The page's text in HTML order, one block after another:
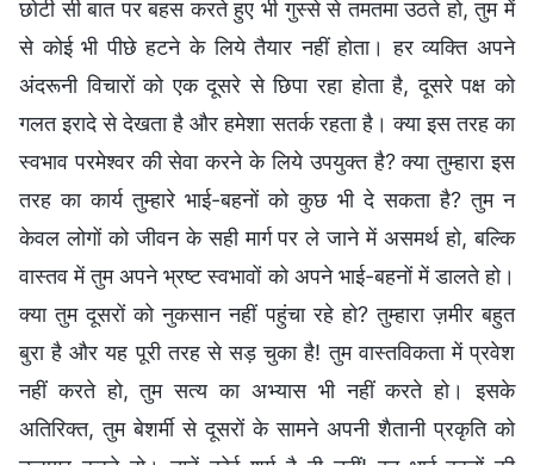
छोटी सी बात पर बहस करते हुए भी गुस्से से तमतमा उठते हो, तुम में
से कोई भी पीछे हटने के लिये तैयार नहीं होता। हर व्यक्ति अपने
अंदरूनी विचारों को एक दूसरे से छिपा रहा होता है, दूसरे पक्ष को
गलत इरादे से देखता है और हमेशा सतर्क रहता है। क्या इस तरह का
स्वभाव परमेश्वर की सेवा करने के लिये उपयुक्त है? क्या तुम्हारा इस
तरह का कार्य तुम्हारे भाई-बहनों को कुछ भी दे सकता है? तुम न
केवल लोगों को जीवन के सही मार्ग पर ले जाने में असमर्थ हो, बल्कि
वास्तव में तुम अपने भ्रष्ट स्वभावों को अपने भाई-बहनों में डालते हो।
क्या तुम दूसरों को नुकसान नहीं पहुंचा रहे हो? तुम्हारा ज़मीर बहुत
बुरा है और यह पूरी तरह से सड़ चुका है! तुम वास्तविकता में प्रवेश
नहीं करते हो, तुम सत्य का अभ्यास भी नहीं करते हो। इसके
अतिरिक्त, तुम बेशर्मी से दूसरों के सामने अपनी शैतानी प्रकृति को